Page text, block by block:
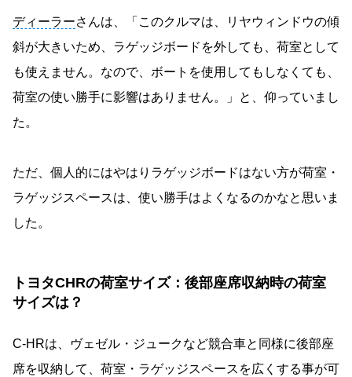
ディーラーさんは、「このクルマは、リヤウィンドウの傾
斜が大きいため、ラゲッジボードを外しても、荷室として
も使えません。なので、ボートを使用してもしなくても、
荷室の使い勝手に影響はありません。」と、仰っていまし
た。
ただ、個人的にはやはりラゲッジボードはない方が荷室・
ラゲッジスペースは、使い勝手はよくなるのかなと思いま
した。
トヨタCHRの荷室サイズ：後部座席収納時の荷室
サイズは？
C-HRは、ヴェゼル・ジュークなど競合車と同様に後部座
席を収納して、荷室・ラゲッジスペースを広くする事が可